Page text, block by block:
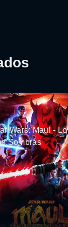
Wars: Maul -
Sombras